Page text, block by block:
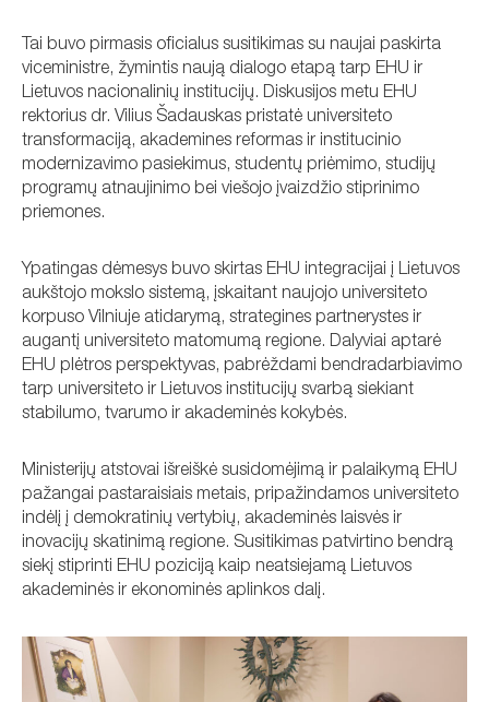
Tai buvo pirmasis oficialus susitikimas su naujai paskirta
viceministre, žymintis naują dialogo etapą tarp EHU ir
Lietuvos nacionalinių institucijų. Diskusijos metu EHU
rektorius dr. Vilius Šadauskas pristatė universiteto
transformaciją, akademines reformas ir institucinio
modernizavimo pasiekimus, studentų priėmimo, studijų
programų atnaujinimo bei viešojo įvaizdžio stiprinimo
priemones.
Ypatingas dėmesys buvo skirtas EHU integracijai į Lietuvos
aukštojo mokslo sistemą, įskaitant naujojo universiteto
korpuso Vilniuje atidarymą, strategines partnerystes ir
augantį universiteto matomumą regione. Dalyviai aptarė
EHU plėtros perspektyvas, pabrėždami bendradarbiavimo
tarp universiteto ir Lietuvos institucijų svarbą siekiant
stabilumo, tvarumo ir akademinės kokybės.
Ministerijų atstovai išreiškė susidomėjimą ir palaikymą EHU
pažangai pastaraisiais metais, pripažindamos universiteto
indėlį į demokratinių vertybių, akademinės laisvės ir
inovacijų skatinimą regione. Susitikimas patvirtino bendrą
siekį stiprinti EHU poziciją kaip neatsiejamą Lietuvos
akademinės ir ekonominės aplinkos dalį.